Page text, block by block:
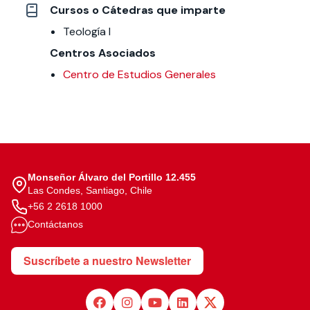
Cursos o Cátedras que imparte
Teología I
Centros Asociados
Centro de Estudios Generales
Monseñor Álvaro del Portillo 12.455
Las Condes, Santiago, Chile
+56 2 2618 1000
Contáctanos
Suscríbete a nuestro Newsletter